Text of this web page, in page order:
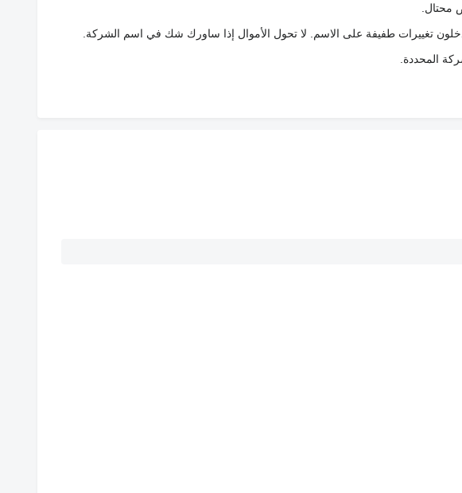
محتال.
تغييرات طفيفة على الاسم. لا تحول الأموال إذا ساورك شك في اسم الشركة.
المحددة.